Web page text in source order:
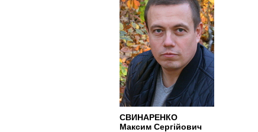
СВИНАРЕНКО
Максим Сергійович